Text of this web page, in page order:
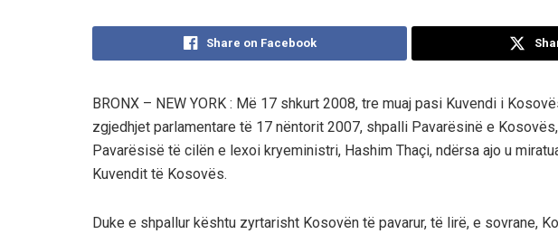
Share on Facebook
BRONX – NEW YORK : Më 17 shkurt 2008, tre muaj pasi Kuvendi i
zgjedhjet parlamentare të 17 nëntorit 2007, shpalli Pavarësinë e
Pavarësisë të cilën e lexoi kryeministri, Hashim Thaçi, ndërsa ajo u
Kuvendit të Kosovës.
Duke e shpallur kështu zyrtarisht Kosovën të pavarur, të lirë, e sovrane,